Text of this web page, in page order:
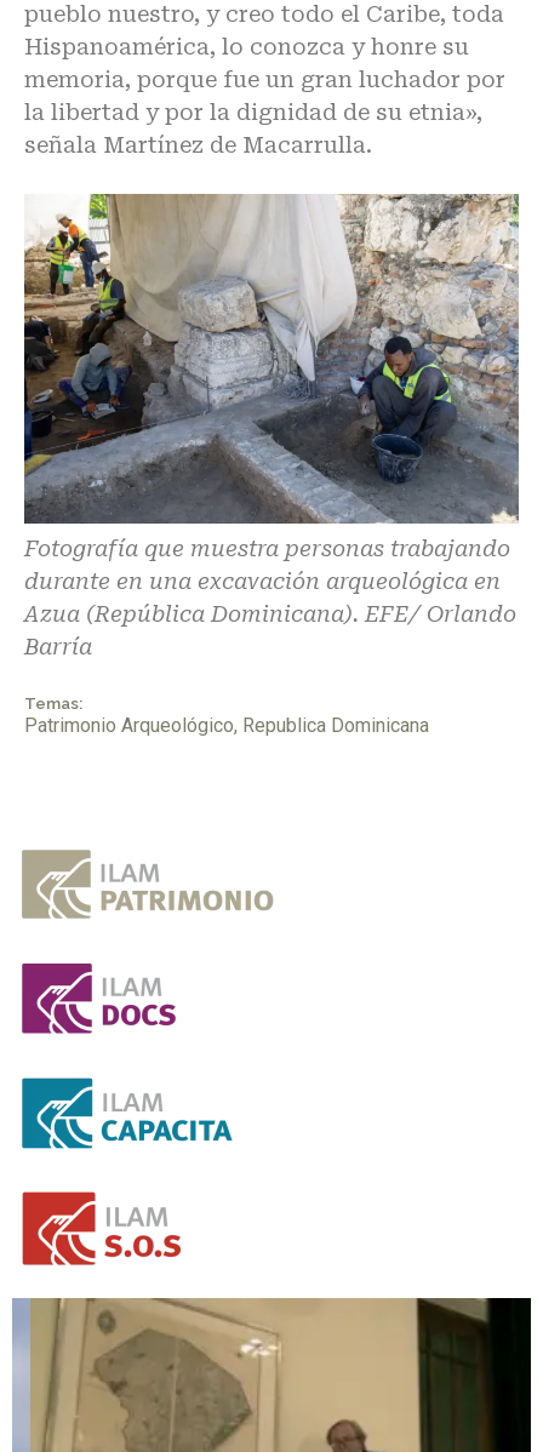
pueblo nuestro, y creo todo el Caribe, toda
Hispanoamérica, lo conozca y honre su
memoria, porque fue un gran luchador por
la libertad y por la dignidad de su etnia»,
señala Martínez de Macarrulla.
Fotografía que muestra personas trabajando
durante en una excavación arqueológica en
Azua (República Dominicana). EFE/ Orlando
Barría
Temas:
Patrimonio Arqueológico, Republica Dominicana